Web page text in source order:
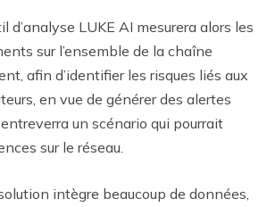
d’analyse LUKE AI mesurera alors les
sur l’ensemble de la chaîne
afin d’identifier les risques liés aux
en vue de générer des alertes
un scénario qui pourrait
sur le réseau.
intègre beaucoup de données,